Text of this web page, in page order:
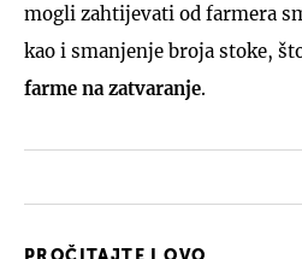
mogli zahtijevati od farmera
kao i smanjenje broja stoke,
farme na zatvaranje.